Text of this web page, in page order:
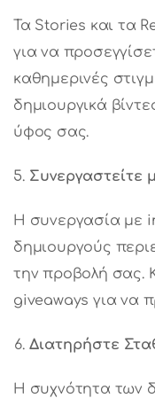
Τα Stories και τα
για να
καθημερινές
δημιουργικά
ύφος σας.
Συνεργαστείτε
Η συνεργασία με
δημιουργούς
την προβολή σας.
giveaways για να
Διατηρήστε
Η συχνότητα των